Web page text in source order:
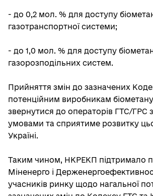
- до 0,2 мол. % для доступу
газотранспортної системи;
- до 1,0 мол. % для доступу
газорозподільних систем.
Прийняття змін до зазначених
потенційним виробникам біометану
звернутися до операторів ГТС/ГРС
умовами та сприятиме розвитку
Україні.
Таким чином, НКРЕКП підтримало
Міненерго і
учасників ринку щодо нагальної